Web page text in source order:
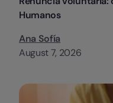
Humanos
Ana Sofía
August 7, 2026